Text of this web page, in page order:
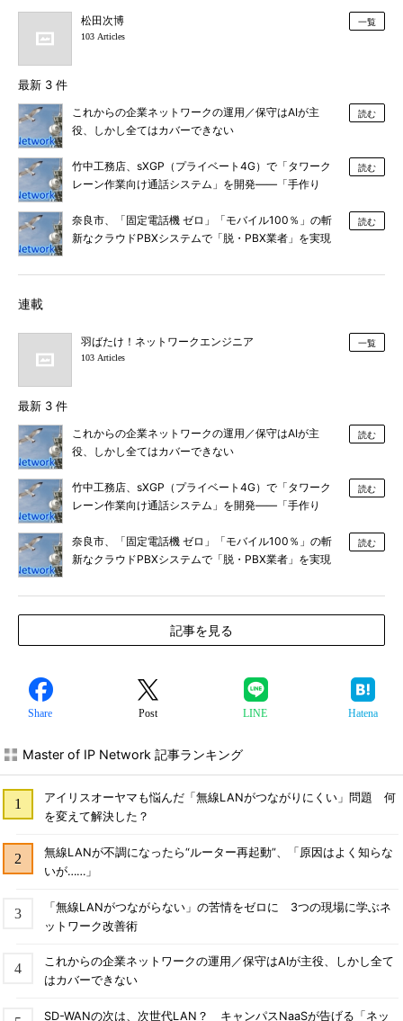
松田次博
103 Articles
一覧
最新 3 件
これからの企業ネットワークの運用／保守はAIが主
役、しかし全てはカバーできない
読む
竹中工務店、sXGP（プライベート4G）で「タワーク
レーン作業向け通話システム」を開発――「手作り
読む
奈良市、「固定電話機 ゼロ」「モバイル100％」の斬
新なクラウドPBXシステムで「脱・PBX業者」を実現
読む
連載
羽ばたけ！ネットワークエンジニア
103 Articles
一覧
最新 3 件
これからの企業ネットワークの運用／保守はAIが主
役、しかし全てはカバーできない
読む
竹中工務店、sXGP（プライベート4G）で「タワーク
レーン作業向け通話システム」を開発――「手作り
読む
奈良市、「固定電話機 ゼロ」「モバイル100％」の斬
新なクラウドPBXシステムで「脱・PBX業者」を実現
読む
記事を見る
Share Post LINE Hatena
Master of IP Network 記事ランキング
アイリスオーヤマも悩んだ「無線LANがつながりにくい」問題 何
を変えて解決した？
無線LANが不調になったら“ルーター再起動”、「原因はよく知らな
いが……」
「無線LANがつながらない」の苦情をゼロに 3つの現場に学ぶネ
ットワーク改善術
これからの企業ネットワークの運用／保守はAIが主役、しかし全て
はカバーできない
SD-WANの次は、次世代LAN？ キャンパスNaaSが告げる「ネッ